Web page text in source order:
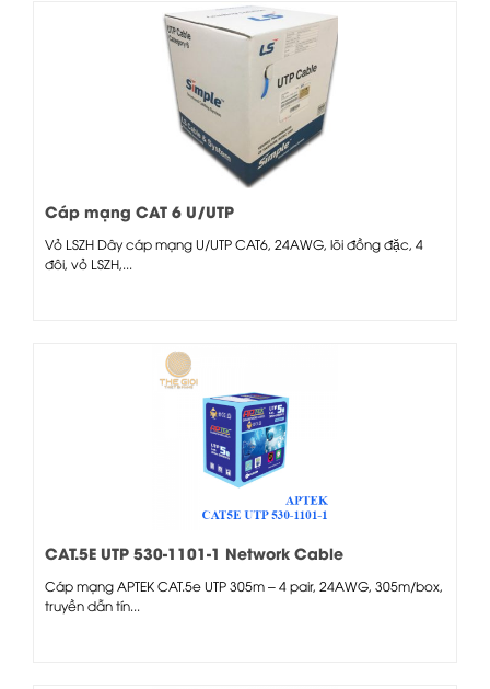
Cáp mạng CAT 6 U/UTP
Vỏ LSZH Dây cáp mạng U/UTP CAT6, 24AWG, lõi đồng đặc, 4
đôi, vỏ LSZH,...
CAT.5E UTP 530-1101-1 Network Cable
Cáp mạng APTEK CAT.5e UTP 305m – 4 pair, 24AWG, 305m/box,
truyền dẫn tín...